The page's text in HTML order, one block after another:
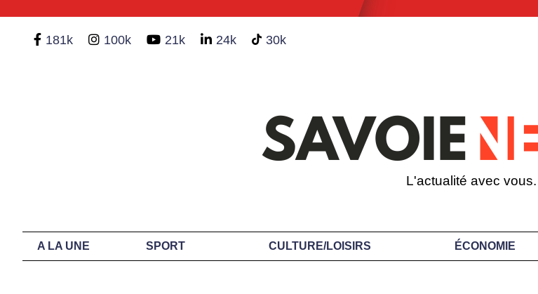
181k 100k 21k 24k 30k
L'actualité avec vous.
A LA UNE SPORT CULTURE/LOISIRS ÉCONOMIE